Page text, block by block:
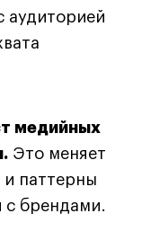
аудиторией
медийных
Это меняет
паттерны
с брендами.